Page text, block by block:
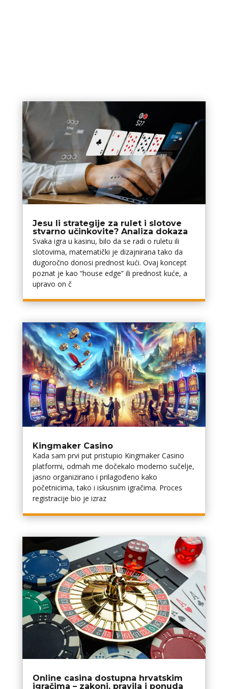
Jesu li strategije za rulet i slotove
stvarno učinkovite? Analiza dokaza
Svaka igra u kasinu, bilo da se radi o ruletu ili
slotovima, matematički je dizajnirana tako da
dugoročno donosi prednost kući. Ovaj koncept
poznat je kao “house edge” ili prednost kuće, a
upravo on č
Kingmaker Casino
Kada sam prvi put pristupio Kingmaker Casino
platformi, odmah me dočekalo moderno sučelje,
jasno organizirano i prilagođeno kako
početnicima, tako i iskusnim igračima. Proces
registracije bio je izraz
Online casina dostupna hrvatskim
igračima – zakoni, pravila i ponuda